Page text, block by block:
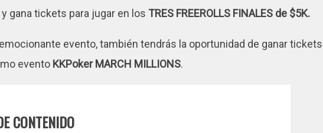
y gana tickets para jugar en los TRES FREEROLLS FINALES de $5K.
evento, también tendrás la oportunidad de ganar tickets
evento KKPoker MARCH MILLIONS.
CONTENIDO